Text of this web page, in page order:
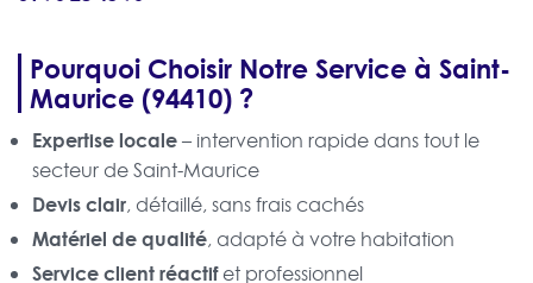
Pourquoi Choisir Notre Service à Saint-
Maurice (94410) ?
Expertise locale– intervention rapide dans tout le
secteur de Saint-Maurice
Devis clair, détaillé, sans frais cachés
Matériel de qualité, adapté à votre habitation
Service client réactifet professionnel